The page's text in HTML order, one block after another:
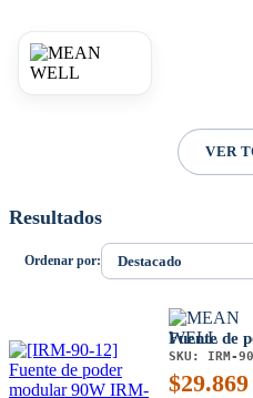
VER
Resultados
Ordenar por:
Fuente de
SKU: IRM-
$29.869